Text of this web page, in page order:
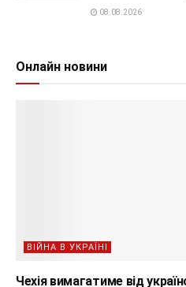
08.08.2026
Онлайн новини
ВІЙНА В УКРАЇНІ
Чехія вимагатиме від